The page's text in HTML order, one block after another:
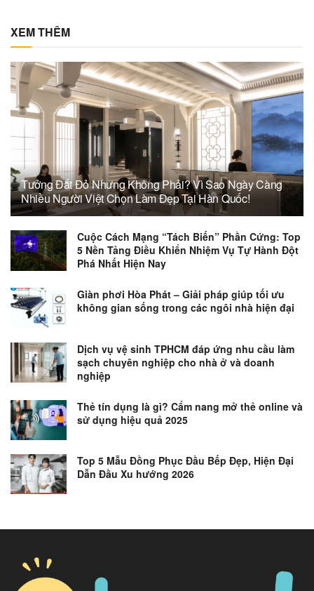
XEM THÊM
Tưởng Đắt Đỏ Nhưng Không Phải? Vì Sao Ngày Càng
Nhiều Người Việt Chọn Làm Đẹp Tại Hàn Quốc!
Cuộc Cách Mạng “Tách Biến” Phần Cứng: Top
5 Nền Tảng Điều Khiển Nhiệm Vụ Tự Hành Đột
Phá Nhất Hiện Nay
Giàn phơi Hòa Phát – Giải pháp giúp tối ưu
không gian sống trong các ngôi nhà hiện đại
Dịch vụ vệ sinh TPHCM đáp ứng nhu cầu làm
sạch chuyên nghiệp cho nhà ở và doanh
nghiệp
Thẻ tín dụng là gì? Cẩm nang mở thẻ online và
sử dụng hiệu quả 2025
Top 5 Mẫu Đồng Phục Đầu Bếp Đẹp, Hiện Đại
Dẫn Đầu Xu hướng 2026